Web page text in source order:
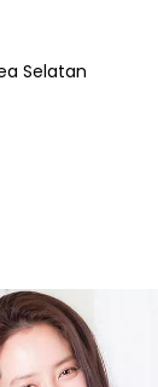
Selatan